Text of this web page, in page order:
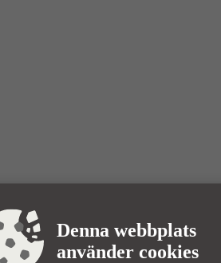
Denna webbplats
använder cookies